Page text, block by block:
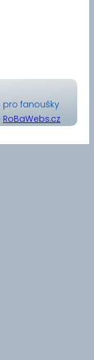
pro fanoušky
RoBaWebs.cz